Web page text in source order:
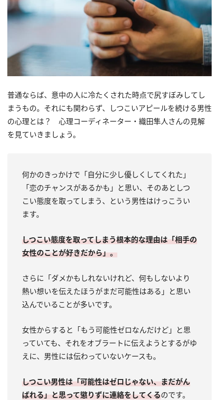
普通ならば、意中の人に冷たくされた時点で尻すぼみしてし
まうもの。それにも関わらず、しつこいアピールを続ける男性
の心理とは？ 心理コーディネーター・織田隼人さんの見解
を見ていきましょう。
何かのきっかけで「自分に少し優しくしてくれた」
「恋のチャンスがあるかも」と思い、そのあとしつ
こい態度を取ってしまう、という男性はけっこうい
ます。
しつこい態度を取ってしまう根本的な理由は「相手の
女性のことが好きだから」。
さらに「ダメかもしれないけれど、何もしないより
熱い想いを伝えたほうがまだ可能性はある」と思い
込んでいることが多いです。
女性からすると「もう可能性ゼロなんだけど」と思
っていても、それをオブラートに伝えようとするがゆ
えに、男性には伝わっていないケースも。
しつこい男性は「可能性はゼロじゃない、まだがん
ばれる」と思って懲りずに連絡をしてくるのです。